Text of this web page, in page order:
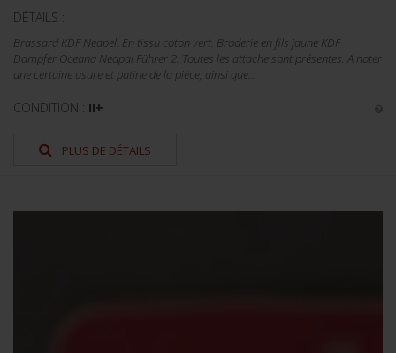
DÉTAILS :
Brassard KDF Neapel. En tissu coton vert. Broderie en fils jaune KDF
Dampfer Oceana Neapal Führer 2. Toutes les attache sont présentes. A noter
une certaine usure et patine de la pièce, ainsi que...
CONDITION : II+
PLUS DE DÉTAILS